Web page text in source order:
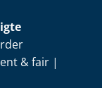
& fair |